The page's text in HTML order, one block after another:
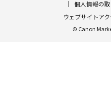
個人情報の
ウェブサイトア
© Canon